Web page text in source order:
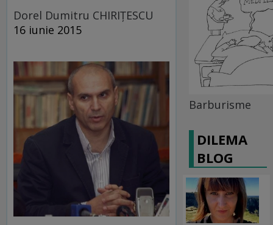
Dorel Dumitru CHIRIŢESCU
16 iunie 2015
Barburisme
DILEMA
BLOG